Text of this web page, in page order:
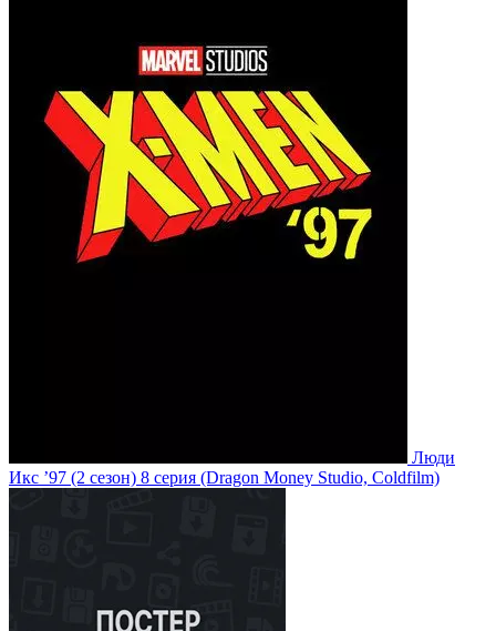
Люди
Икс ’97 (2 сезон) 8 серия (Dragon Money Studio, Coldfilm)